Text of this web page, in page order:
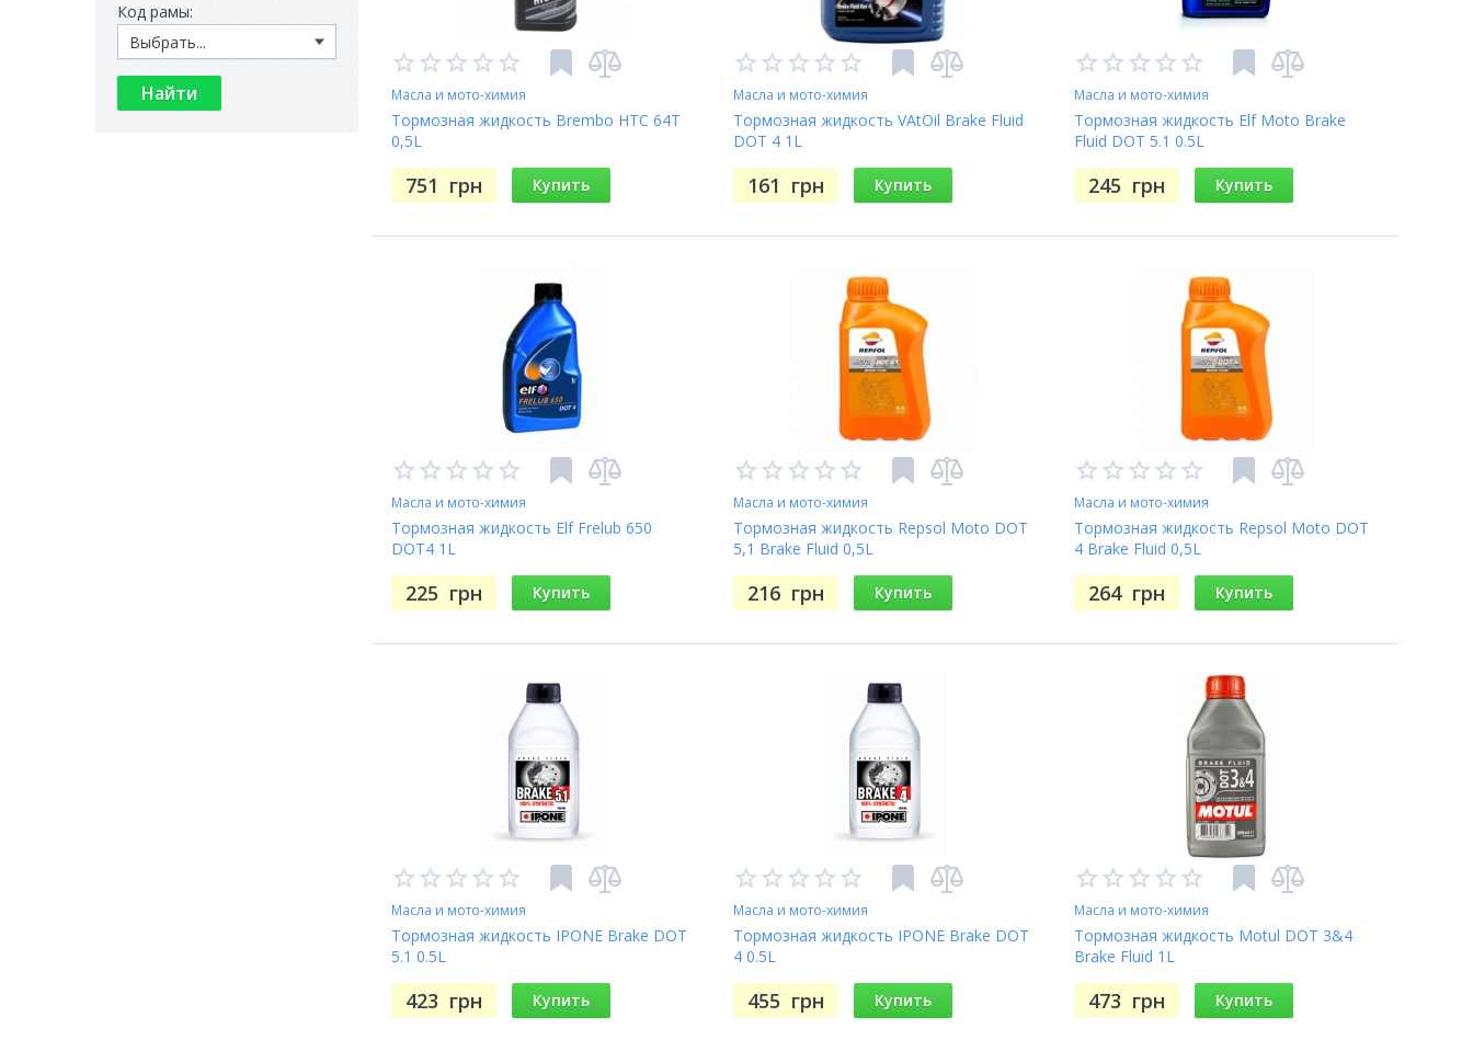
Масла и мото-химия
Тормозная жидкость Brembo HTC 64T
0,5L
751 грн Купить
Масла и мото-химия
Тормозная жидкость VAtOil Brake Fluid
DOT 4 1L
161 грн Купить
Масла и мото-химия
Тормозная жидкость Elf Moto Brake
Fluid DOT 5.1 0.5L
245 грн Купить
Масла и мото-химия
Тормозная жидкость Elf Frelub 650
DOT4 1L
225 грн Купить
Масла и мото-химия
Тормозная жидкость Repsol Moto DOT
5,1 Brake Fluid 0,5L
216 грн Купить
Масла и мото-химия
Тормозная жидкость Repsol Moto DOT
4 Brake Fluid 0,5L
264 грн Купить
Масла и мото-химия
Тормозная жидкость IPONE Brake DOT
5.1 0.5L
423 грн Купить
Масла и мото-химия
Тормозная жидкость IPONE Brake DOT
4 0.5L
455 грн Купить
Масла и мото-химия
Тормозная жидкость Motul DOT 3&4
Brake Fluid 1L
473 грн Купить
Код рамы: